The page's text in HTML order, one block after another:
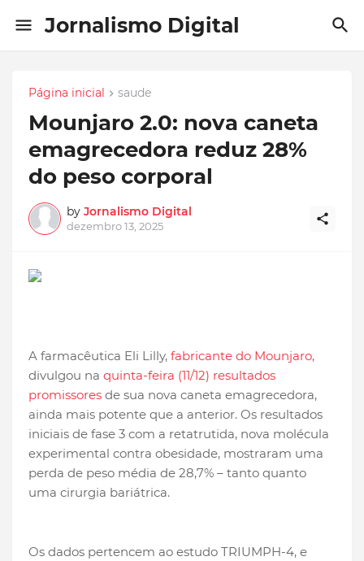
Jornalismo Digital
Página inicial saude
Mounjaro 2.0: nova caneta
emagrecedora reduz 28%
do peso corporal
by Jornalismo Digital
dezembro 13, 2025
A farmacêutica Eli Lilly, fabricante do Mounjaro,
divulgou na quinta-feira (11/12) resultados
promissores de sua nova caneta emagrecedora,
ainda mais potente que a anterior. Os resultados
iniciais de fase 3 com a retatrutida, nova molécula
experimental contra obesidade, mostraram uma
perda de peso média de 28,7% – tanto quanto
uma cirurgia bariátrica.
Os dados pertencem ao estudo TRIUMPH-4, e